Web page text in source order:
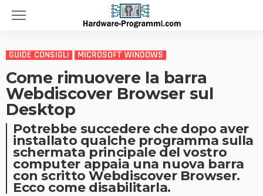
GUIDE CONSIGLI MICROSOFT WINDOWS
Come rimuovere la barra
Webdiscover Browser sul
Desktop
Potrebbe succedere che dopo aver
installato qualche programma sulla
schermata principale del vostro
computer appaia una nuova barra
con scritto Webdiscover Browser.
Ecco come disabilitarla.